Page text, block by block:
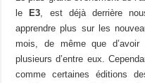
leE3 , est déjà derrière
apprendre plus sur les
mois, de même que
plusieurs d’entre eux.
comme certaines éditions